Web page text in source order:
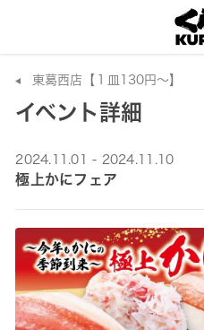
東葛西店【１皿130円～】
イベント詳細
2024.11.01 - 2024.11.10
極上かにフェア